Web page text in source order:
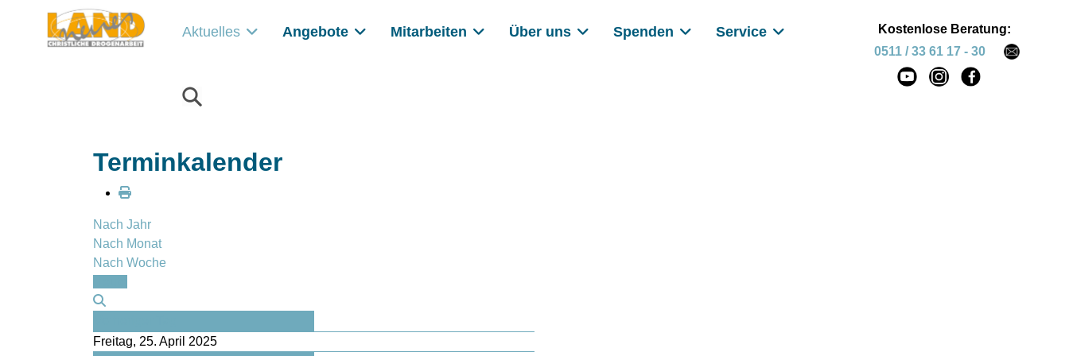
Aktuelles Angebote Mitarbeiten Über uns Spenden Service
Kostenlose Beratung:
0511 / 33 61 17 - 30
Terminkalender
Nach Jahr
Nach Monat
Nach Woche
Freitag, 25. April 2025